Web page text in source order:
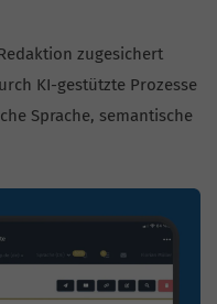
zugesichert
KI-gestützte Prozesse
Sprache, semantische